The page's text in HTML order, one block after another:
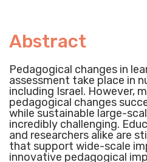
Abstract
Pedagogical changes in
assessment take place in
including Israel. However,
pedagogical changes
while sustainable large-
incredibly challenging.
and researchers alike are
that support wide-scale
innovative pedagogical